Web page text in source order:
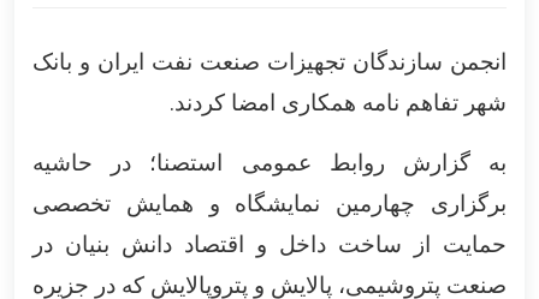
انجمن سازندگان تجهیزات صنعت نفت ایران و بانک
شهر تفاهم نامه همکاری امضا کردند.
به گزارش روابط عمومی استصنا؛ در حاشیه
برگزاری چهارمین نمایشگاه و همایش تخصصی
حمایت از ساخت داخل و اقتصاد دانش بنیان در
صنعت پتروشیمی، پالایش و پتروپالایش که در جزیره